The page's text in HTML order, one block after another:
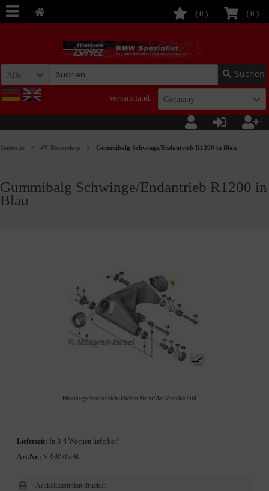
( 0 )
( 0 )
Alle Suchen
Versandland: Germany
Startseite 4V Boxershop Gummibalg Schwinge/Endantrieb R1200 in Blau
Gummibalg Schwinge/Endantrieb R1200 in
Blau
Für eine größere Ansicht klicken Sie auf das Vorschaubild
Lieferzeit:
In 3-4 Wochen lieferbar!
Art.Nr.: V3385052B
Artikeldatenblatt drucken